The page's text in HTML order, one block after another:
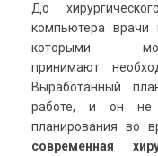
До
компьютера врачи
которыми
принимают
Выработанный
работе, и он не
планирования во
современная